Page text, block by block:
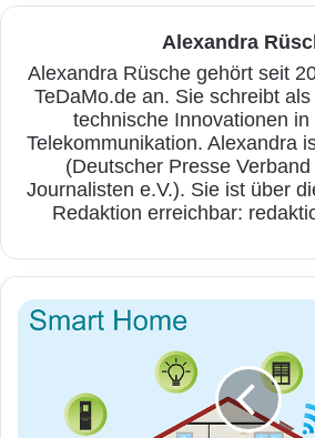
Die mitgeschnittenen
der Cloud gespeichert – und
Nutzer nicht sicher sein,
Suchverläufe vollständig
Das ändert sich mit der
Europäischen
(DSGVO) am 25. Mai 2018.
Verbraucher
einen kann man vom
darüber verlangen, ob und
Alexandra
Alexandra Rüsche gehört seit
TeDaMo.de an. Sie schreibt
technische Innovationen
Telekommunikation. Alexandra
(Deutscher Presse
Journalisten e.V.). Sie ist über
Redaktion erreichbar:
S
m